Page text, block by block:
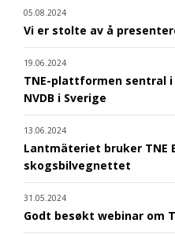
05.08.2024
Vi er stolte av å
19.06.2024
TNE-plattformen sentral
NVDB i Sverige
13.06.2024
Lantmäteriet bruker TNE
skogsbilvegnettet
31.05.2024
Godt besøkt webinar om